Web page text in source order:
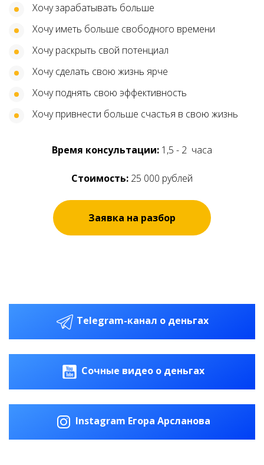
Хочу зарабатывать больше
Хочу иметь больше свободного времени
Хочу раскрыть свой потенциал
Хочу сделать свою жизнь ярче
Хочу поднять свою эффективность
Хочу привнести больше счастья в свою жизнь
Время консультации: 1,5 - 2 часа
Стоимость: 25 000 рублей
Заявка на разбор
Telegram-канал о деньгах
Сочные видео о деньгах
Instagram Егора Арсланова